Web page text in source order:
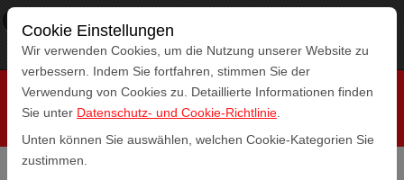
× RepeatCar
www.repeatcar.com
Frei - In Google Play
Cookie Einstellungen
Wir verwenden Cookies, um die Nutzung unserer Website zu
verbessern. Indem Sie fortfahren, stimmen Sie der
Verwendung von Cookies zu. Detaillierte Informationen finden
Sie unter Datenschutz- und Cookie-Richtlinie
Unten können Sie auswählen, welchen Cookie-Kategorien Sie
zustimmen.